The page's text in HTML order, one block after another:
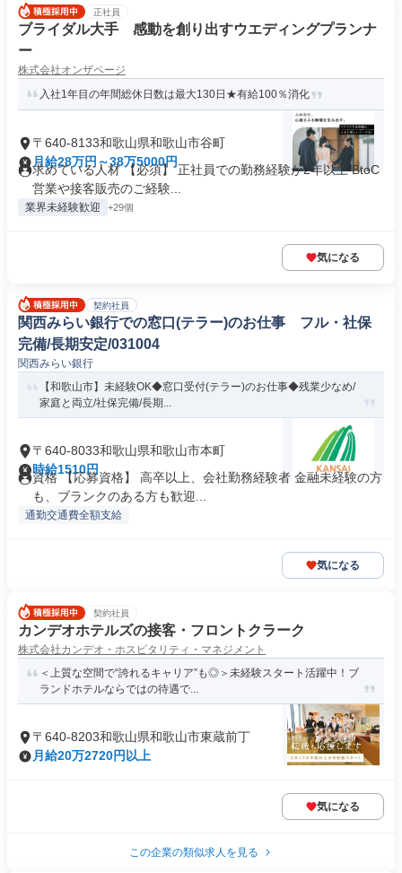
正社員
ブライダル大手 感動を創り出すウエディングプランナ
ー
株式会社オンザページ
入社1年目の年間総休日数は最大130日★有給100％消化
〒640-8133和歌山県和歌山市谷町
月給28万円～38万5000円
求めている人材 【必須】 正社員での勤務経験が2年以上 BtoC
営業や接客販売のご経験...
業界未経験歓迎 +29個
気になる
契約社員
関西みらい銀行での窓口(テラー)のお仕事 フル・社保
完備/長期安定/031004
関西みらい銀行
【和歌山市】未経験OK◆窓口受付(テラー)のお仕事◆残業少なめ/
家庭と両立/社保完備/長期...
〒640-8033和歌山県和歌山市本町
時給1510円
資格 【応募資格】 高卒以上、会社勤務経験者 金融未経験の方
も、ブランクのある方も歓迎...
通勤交通費全額支給
気になる
契約社員
カンデオホテルズの接客・フロントクラーク
株式会社カンデオ・ホスピタリティ・マネジメント
＜上質な空間で“誇れるキャリア”も◎＞未経験スタート活躍中！ブ
ランドホテルならではの待遇で...
〒640-8203和歌山県和歌山市東蔵前丁
月給20万2720円以上
気になる
この企業の類似求人を見る